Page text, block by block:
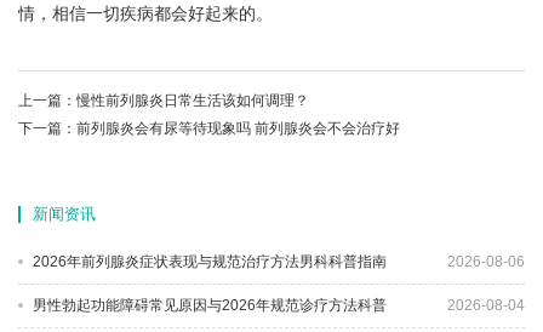
情，相信一切疾病都会好起来的。
上一篇：慢性前列腺炎日常生活该如何调理？
下一篇： 前列腺炎会有尿等待现象吗 前列腺炎会不会治疗好
新闻资讯
2026年前列腺炎症状表现与规范治疗方法男科科普指南 2026-08-06
男性勃起功能障碍常见原因与2026年规范诊疗方法科普 2026-08-04